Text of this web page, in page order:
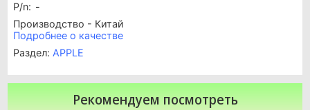
P/n: -
Производство - Китай
Подробнее о качестве
Раздел: APPLE
Рекомендуем посмотреть